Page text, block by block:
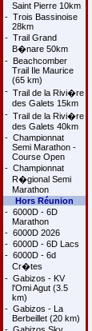
Saint Pierre 10km
- Trois Bassinoise
28km
- Trail Grand
B�nare 50km
- Beachcomber
Trail Ile Maurice
(65 km)
- Trail de la Rivi�re
des Galets 15km
- Trail de la Rivi�re
des Galets 40km
- Championnat
Semi Marathon -
Course Open
- Championnat
R�gional Semi
Marathon
Hors Réunion
- 6000D - 6D
Marathon
- 6000D 2026
- 6000D - 6D Lacs
- 6000D - 6d
Cr�tes
- Gabizos - KV
l'Omi Agut (3.5
km)
- Gabizos - La
Berbeillet (20 km)